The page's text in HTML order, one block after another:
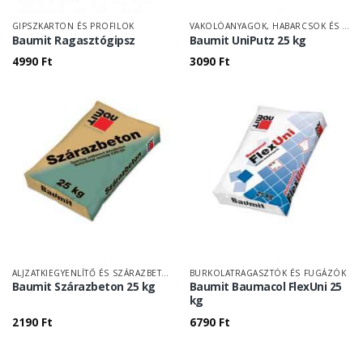
GIPSZKARTON ÉS PROFILOK
Baumit Ragasztógipsz
4990 Ft
VAKOLÓANYAGOK, HABARCSOK ÉS TAPASZOK
Baumit UniPutz 25 kg
3090 Ft
ALJZATKIEGYENLÍTŐ ÉS SZÁRAZBETON
Baumit Szárazbeton 25 kg
2190 Ft
BURKOLATRAGASZTÓK ÉS FUGÁZÓK
Baumit Baumacol FlexUni 25
kg
6790 Ft